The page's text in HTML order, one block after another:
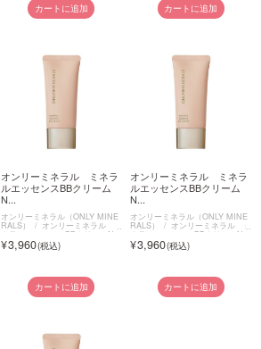
カートに追加 カートに追加
オンリーミネラル ミネラ
ルエッセンスBBクリーム
N...
オンリーミネラル（ONLY MINE
RALS） オンリーミネラル ミ
ネラルエッセンスBBクリームN
3,960
カートに追加
オンリーミネラル ミネラ
ルエッセンスBBクリーム
N...
オンリーミネラル（ONLY MINE
RALS） オンリーミネラル ミ
ネラルエッセンスBBクリームN
3,960
カートに追加